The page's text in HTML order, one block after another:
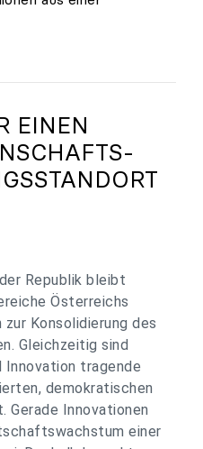
Universitäten
EINEN
Republik bleibt
Österreichs
Konsolidierung des
Gleichzeitig sind
Innovation tragende
demokratischen
Gerade Innovationen
einer